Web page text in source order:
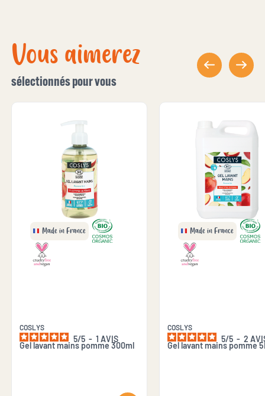
Vous aimerez
sélectionnés pour vous
Made in France
COSLYS
5/5 - 1 AVIS
Gel lavant mains pomme 300ml
Made in France
COSLYS
5/5 - 2
Gel lavant mains pomme